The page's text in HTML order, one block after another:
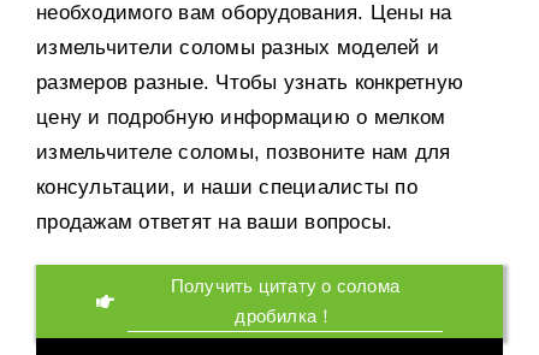
необходимого вам оборудования. Цены на
измельчители соломы разных моделей и
размеров разные. Чтобы узнать конкретную
цену и подробную информацию о мелком
измельчителе соломы, позвоните нам для
консультации, и наши специалисты по
продажам ответят на ваши вопросы.
Получить цитату о солома
дробилка！